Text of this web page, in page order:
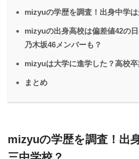
mizyuの学歴を調査！出身中学
mizyuの出身高校は偏差値42の
乃木坂46メンバーも？
mizyuは大学に進学した？高校
まとめ
mizyuの学歴を調査！出